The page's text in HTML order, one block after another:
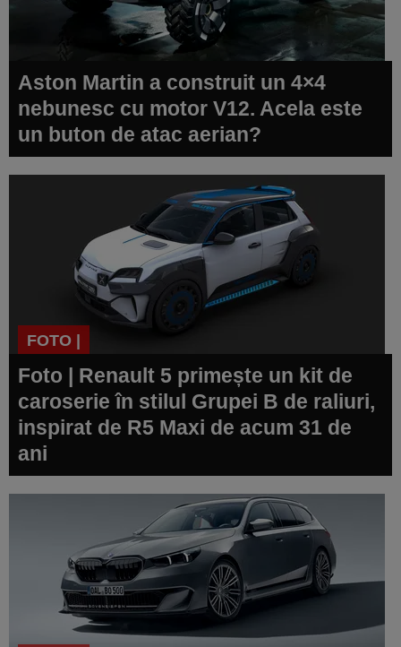
Aston Martin a construit un 4×4
nebunesc cu motor V12. Acela este
un buton de atac aerian?
FOTO |
Foto | Renault 5 primește un kit de
caroserie în stilul Grupei B de raliuri,
inspirat de R5 Maxi de acum 31 de
ani